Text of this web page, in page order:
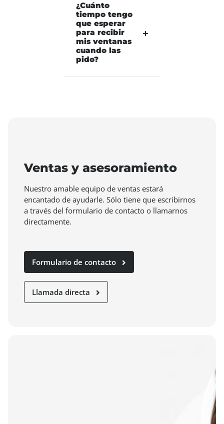
¿Cuánto
tiempo tengo
que esperar
para recibir
mis ventanas
cuando las
pido?
Ventas y asesoramiento
Nuestro amable equipo de ventas estará
encantado de ayudarle. Sólo tiene que escribirnos
a través del formulario de contacto o llamarnos
directamente.
Formulario de contacto
Llamada directa